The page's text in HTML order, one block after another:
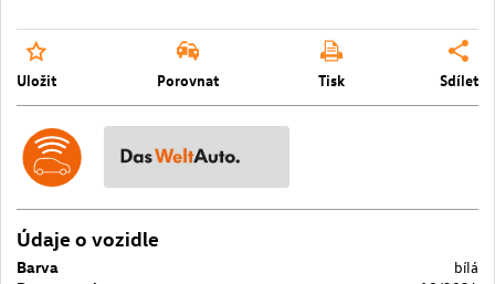
Uložit Porovnat Tisk Sdílet
Údaje o vozidle
Barva
bílá